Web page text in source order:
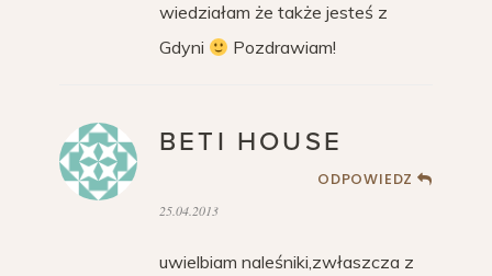
wiedziałam że także jesteś z
Gdyni
Pozdrawiam!
BETI HOUSE
ODPOWIEDZ
25.04.2013
uwielbiam naleśniki,zwłaszcza z